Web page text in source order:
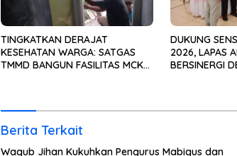
TINGKATKAN DERAJAT
KESEHATAN WARGA: SATGAS
TMMD BANGUN FASILITAS MCK
DUKUNG
2026, LAPAS
BERSINERGI
Berita Terkait
Wagub Jihan Kukuhkan Pengurus Mabigus dan